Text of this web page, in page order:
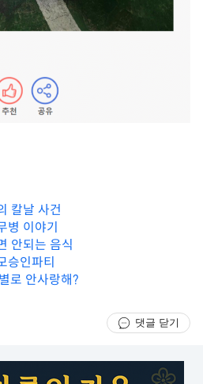
칼날 사건
병 이야기
안되는 음식
승인파티
로 안사랑해?
댓글 닫기